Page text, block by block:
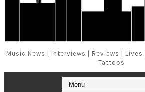
Music News | Interviews | Reviews |
Tattoos